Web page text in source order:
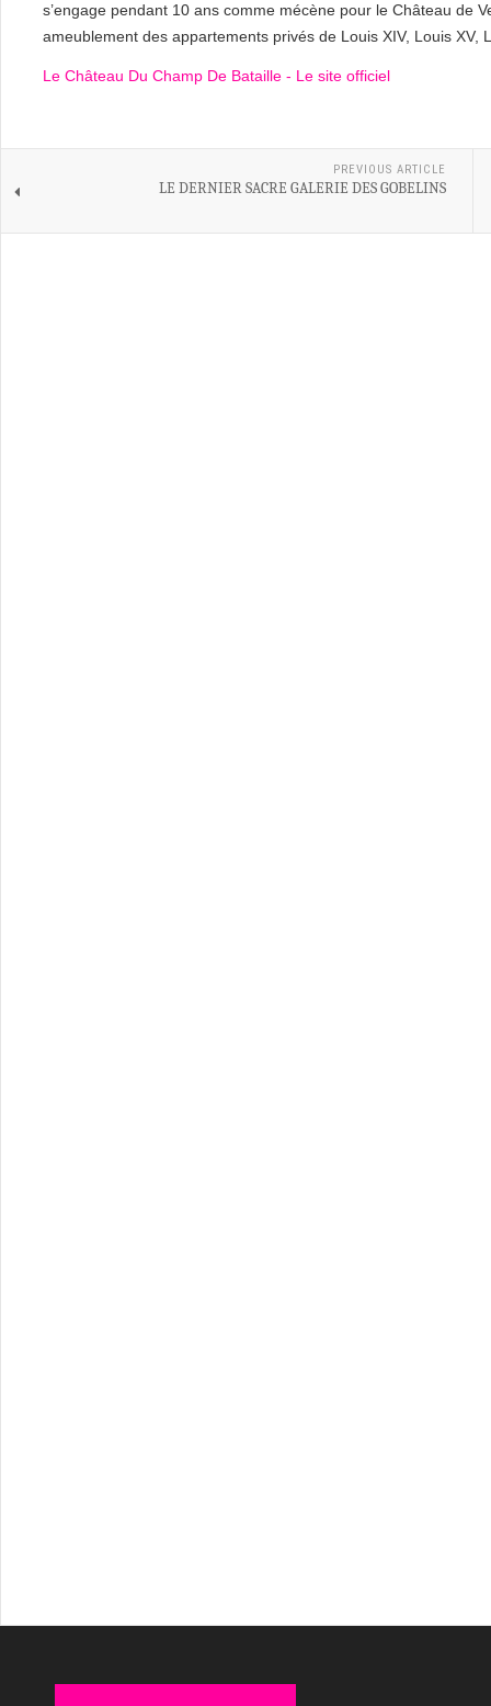
s’engage pendant 10 ans comme mécène pour le Château de
ameublement des appartements privés de Louis XIV, Louis XV,
Le Château Du Champ De Bataille - Le site officiel
PREVIOUS ARTICLE
LE DERNIER SACRE GALERIE DES GOBELINS